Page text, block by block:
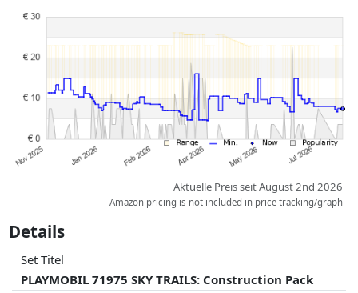
Vergütungen durch Partner haben darauf keinerlei Einfluss. Nur bei
gleichen Preisen können historische Leistungen die Ordnung
beeinflussen.
Aktuelle Preis seit August 2nd 2026
Amazon pricing is not included in price tracking/graph
Details
Set Titel
PLAYMOBIL 71975 SKY TRAILS: Construction Pack